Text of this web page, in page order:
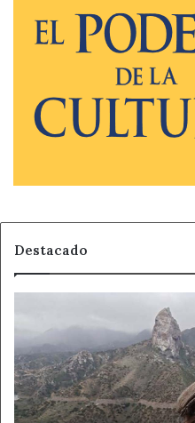
Destacado
que
no
espera
al
mañana